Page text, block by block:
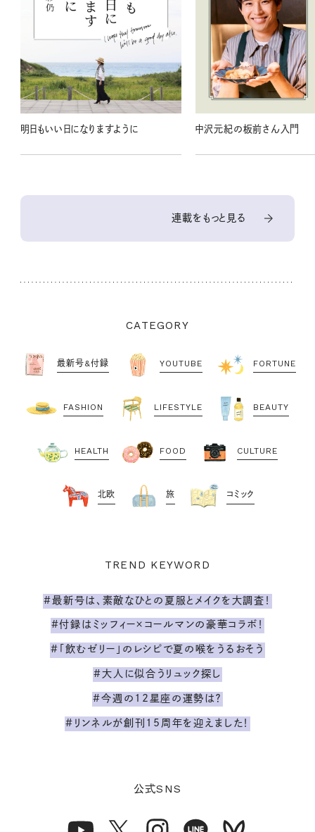
明日もいい日になりますように 中沢元紀の板前さん入門
連載をもっと見る
CATEGORY
最新号&付録 YOUTUBE FORTUNE
FASHION LIFESTYLE BEAUTY
HEALTH FOOD CULTURE
北欧 旅 コミック
TREND KEYWORD
#最新号は、素敵なひとの夏服とメイクを大調査！
#付録はミッフィー×コールマンの豪華コラボ！
#「飲むゼリー」のレシピで夏の喉をうるおそう
#大人に似合うリュック探し
#今週の12星座の運勢は？
#リンネルが創刊15周年を迎えました！
公式SNS